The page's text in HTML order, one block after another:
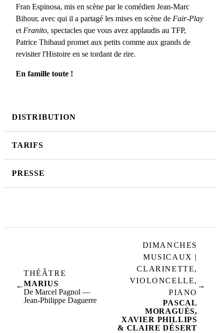
Fran Espinosa, mis en scène par le comédien Jean-Marc
Bihour, avec qui il a partagé les mises en scène de Fair-Play
et Franito, spectacles que vous avez applaudis au TFP,
Patrice Thibaud promet aux petits comme aux grands de
revisiter l'Histoire en se tordant de rire.
En famille toute !
DISTRIBUTION
TARIFS
PRESSE
←
THÉÂTRE
MARIUS
De Marcel Pagnol —
Jean-Philippe Daguerre
→
DIMANCHES
MUSICAUX |
CLARINETTE,
VIOLONCELLE,
PIANO
PASCAL
MORAGUÈS,
XAVIER PHILLIPS
& CLAIRE DÉSERT